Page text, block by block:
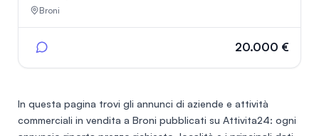
in posizione strategica, ideale per gestione familiare o
necessità di ulteriori investimenti. PUNTI DI FORZA
licenza e tutti i beni strumentali, di cui si forniscono
Broni
20.000 €
In questa pagina trovi gli annunci di aziende e attività
commerciali in vendita a Broni pubblicati su Attivita24: ogni